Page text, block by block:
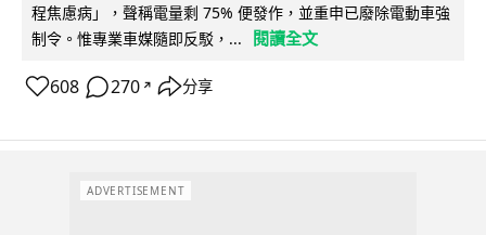
程焦慮病」，聲稱電量剩 75% 便發作，並重申已廢除電動車強
制令。惟專業車媒隨即反駁，...
閱讀全文
608 270 ↗ 分享
ADVERTISEMENT